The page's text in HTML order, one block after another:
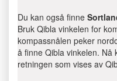
Du kan også finne
Bruk Qibla vinkelen for
kompassnålen peker
å finne Qibla vinkelen. Nå
retningen som vises av